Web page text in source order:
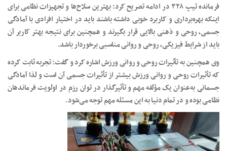
فرمانده تیپ ۳۲۸ در ادامه تصریح کرد: بهترین سلاح‌ها و تجهیزات نظامی برای
اینکه بهره‌برداری و کاربرد خوبی داشته باشند باید در اختیار افرادی با آمادگی
جسمی، روحی و ذهنی بالایی قرار بگیرند و همچنین برای نتیجه بهتر کاربر آن
باید از شرایط فیزیکی، روحی و روانی مناسبی برخوردار باشد.
وی همچنین به تأثیرات روحی و روانی ورزش اشاره کرد و گفت: تجربه ثابت کرده
که تأثیرات روحی و روانی ورزش بیشتر از تأثیرات جسمی آن است و لذا آمادگی
جسمانی به‌عنوان یک مؤلفه مهم و تأثیرگذار در توان رزم در اولویت فرماندهان
نظامی بوده و در تمام دنیا به این مسئله مهم توجه می‌شود.